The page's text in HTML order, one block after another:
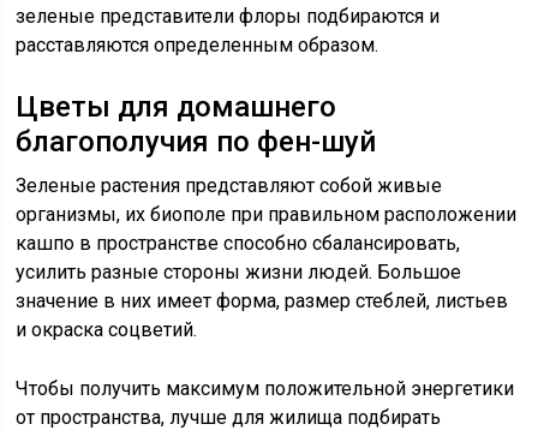
зеленые представители флоры подбираются и
расставляются определенным образом.
Цветы для домашнего
благополучия по фен-шуй
Зеленые растения представляют собой живые
организмы, их биополе при правильном расположении
кашпо в пространстве способно сбалансировать,
усилить разные стороны жизни людей. Большое
значение в них имеет форма, размер стеблей, листьев
и окраска соцветий.
Чтобы получить максимум положительной энергетики
от пространства, лучше для жилища подбирать